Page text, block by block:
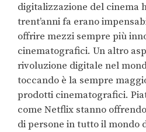
digitalizzazione del cinema
trent’anni fa erano
offrire mezzi sempre più
cinematografici. Un altro
rivoluzione digitale nel
toccando è la sempre
prodotti cinematografici.
come Netflix stanno
di persone in tutto il mondo